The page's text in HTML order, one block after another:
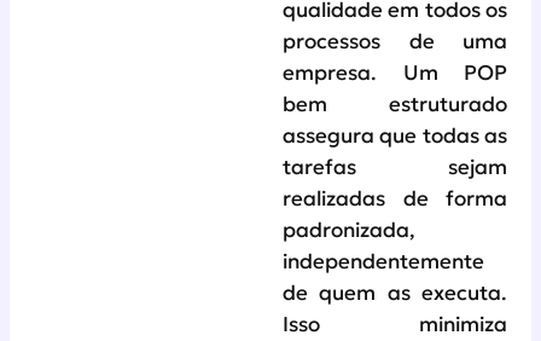
qualidade em todos os
processos de uma
empresa. Um POP
bem estruturado
assegura que todas as
tarefas sejam
realizadas de forma
padronizada,
independentemente
de quem as executa.
Isso minimiza